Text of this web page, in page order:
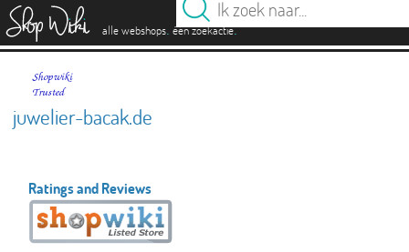
alle webshops. één zoekactie.
juwelier-bacak.de
Ratings and Reviews